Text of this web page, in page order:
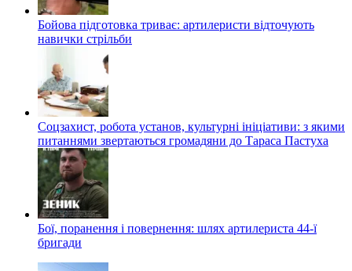
Бойова підготовка триває: артилеристи відточують
навички стрільби
Соцзахист, робота установ, культурні ініціативи: з якими
питаннями звертаються громадяни до Тараса Пастуха
Бої, поранення і повернення: шлях артилериста 44-ї
бригади